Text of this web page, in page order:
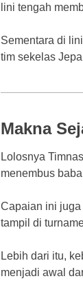
lini tengah
Sementara di
tim sekelas
Makna
Lolosnya
menembus
Capaian ini
tampil di
Lebih dari itu,
menjadi awal